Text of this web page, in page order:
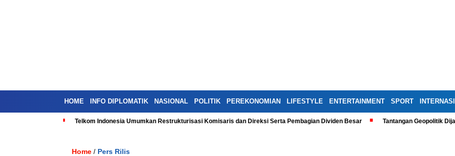
HOME INFO DIPLOMATIK NASIONAL POLITIK PEREKONOMIAN LIFESTYLE ENTERTAINMENT SPORT
Telkom Indonesia Umumkan Restrukturisasi Komisaris dan Direksi Serta Pembagian Dividen Besar Tantangan Geopolitik
Home / Pers Rilis